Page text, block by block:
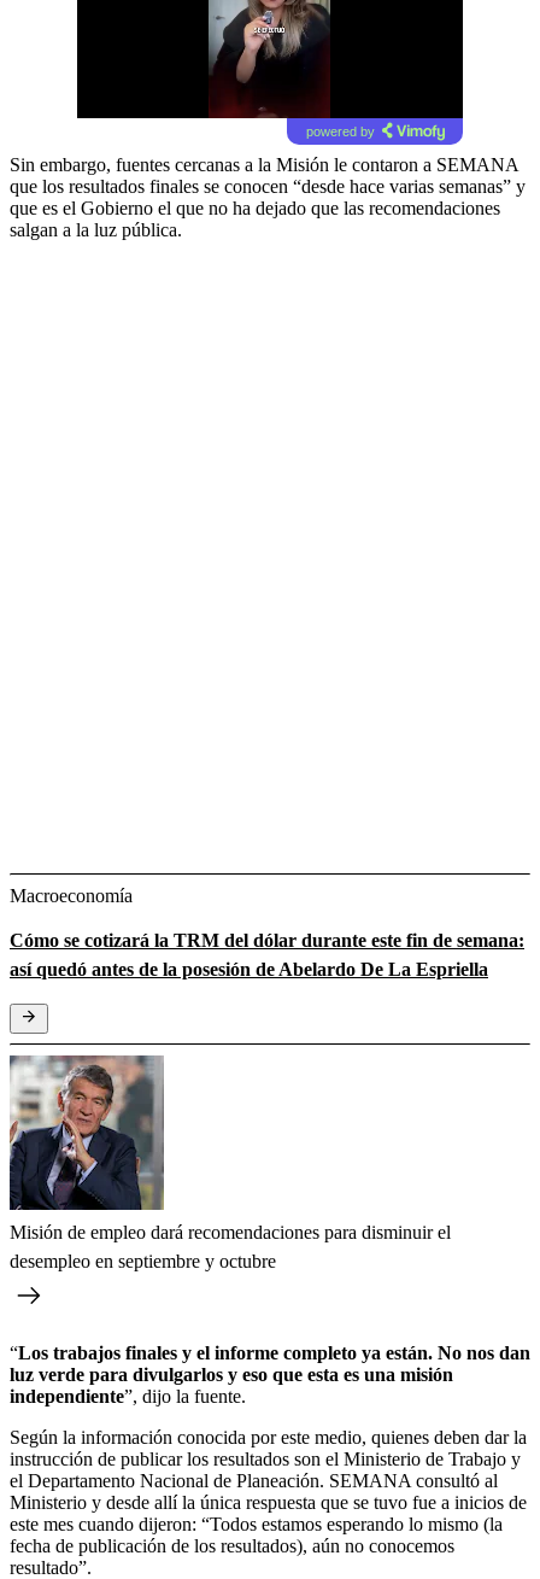
powered by
Sin embargo, fuentes cercanas a la Misión le contaron a SEMANA
que los resultados finales se conocen “desde hace varias semanas” y
que es el Gobierno el que no ha dejado que las recomendaciones
salgan a la luz pública.
Macroeconomía
Cómo se cotizará la TRM del dólar durante este fin de semana:
así quedó antes de la posesión de Abelardo De La Espriella
Misión de empleo dará recomendaciones para disminuir el
desempleo en septiembre y octubre
“Los trabajos finales y el informe completo ya están. No nos dan
luz verde para divulgarlos y eso que esta es una misión
independiente”, dijo la fuente.
Según la información conocida por este medio, quienes deben dar la
instrucción de publicar los resultados son el Ministerio de Trabajo y
el Departamento Nacional de Planeación. SEMANA consultó al
Ministerio y desde allí la única respuesta que se tuvo fue a inicios de
este mes cuando dijeron: “Todos estamos esperando lo mismo (la
fecha de publicación de los resultados), aún no conocemos
resultado”.